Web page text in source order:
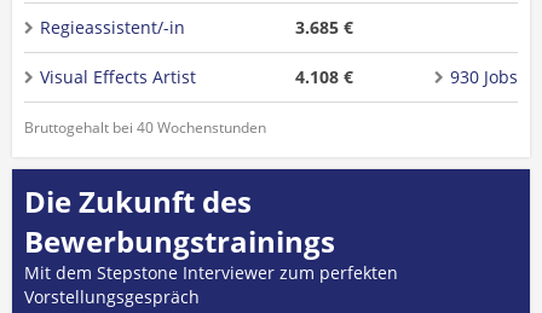
Regieassistent/-in 3.685 €
Visual Effects Artist 4.108 € 930 Jobs
Bruttogehalt bei 40 Wochenstunden
Die Zukunft des
Bewerbungstrainings
Mit dem Stepstone Interviewer zum perfekten
Vorstellungsgespräch